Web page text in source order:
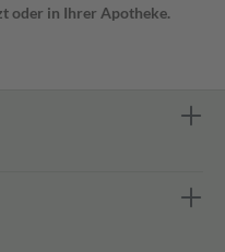
oder in Ihrer Apotheke.